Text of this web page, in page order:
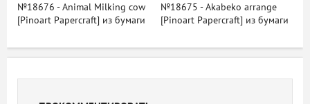
№18676 - Animal Milking cow
[Pinoart Papercraft] из бумаги
№18675 - Akabeko arrange
[Pinoart Papercraft] из бумаги